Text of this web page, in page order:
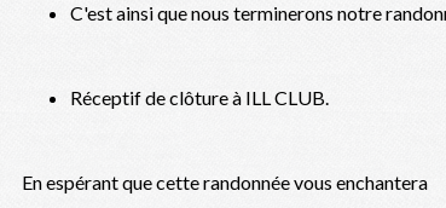
C'est ainsi que nous terminerons notre
Réceptif de clôture à ILL CLUB.
En espérant que cette randonnée vous enchantera